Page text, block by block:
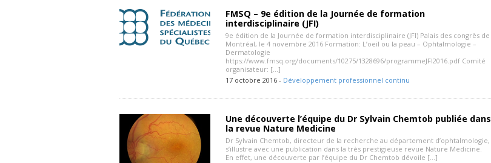
FMSQ – 9e édition de la Journée de formation
interdisciplinaire (JFI)
9e édition de la Journée de formation interdisciplinaire (JFI) Palais des congrès de
Montréal, le 4 novembre 2016 Formation: L’oeil ou la peau – Ophtalmologie –
Dermatologie
https://www.fmsq.org/documents/10275/1328696/programmeJFI2016.pdf Comité
organisateur: […]
17 octobre 2016 - Développement professionnel continu
Une découverte l’équipe du Dr Sylvain Chemtob publiée dans
la revue Nature Medicine
Dr Sylvain Chemtob, directeur de la recherche au département d’ophtalmologie,
s’illustre avec une publication dans la très prestigieuse revue Nature Medicine.
En effet, une découverte par l’équipe du Dr Chemtob dévoile […]